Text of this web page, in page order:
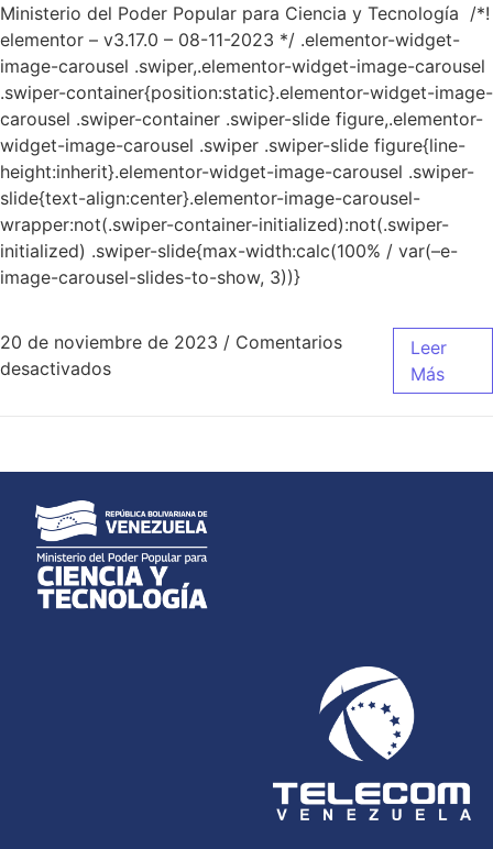
Ministerio del Poder Popular para Ciencia y Tecnología /*!
elementor – v3.17.0 – 08-11-2023 */ .elementor-widget-
image-carousel .swiper,.elementor-widget-image-carousel
.swiper-container{position:static}.elementor-widget-image-
carousel .swiper-container .swiper-slide figure,.elementor-
widget-image-carousel .swiper .swiper-slide figure{line-
height:inherit}.elementor-widget-image-carousel .swiper-
slide{text-align:center}.elementor-image-carousel-
wrapper:not(.swiper-container-initialized):not(.swiper-
initialized) .swiper-slide{max-width:calc(100% / var(–e-
image-carousel-slides-to-show, 3))}
20 de noviembre de 2023 / Comentarios
desactivados
Leer
Más